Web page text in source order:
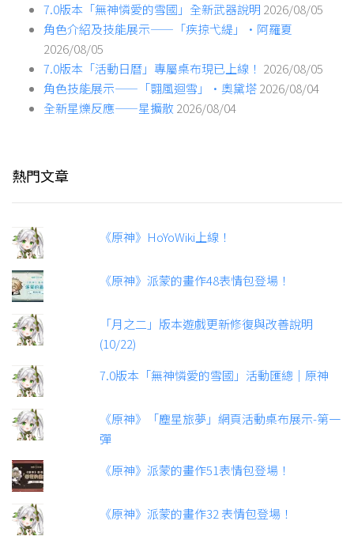
7.0版本「無神憐愛的雪國」全新武器說明 2026/08/05
角色介紹及技能展示——「疾掠弋緹」·阿羅夏
2026/08/05
7.0版本「活動日曆」專屬桌布現已上線！ 2026/08/05
角色技能展示——「翾風迴雪」·奧黛塔2026/08/04
全新星爍反應——星擴散2026/08/04
熱門文章
《原神》HoYoWiki上線！
《原神》派蒙的畫作48表情包登場！
「月之二」版本遊戲更新修復與改善說明
(10/22)
7.0版本「無神憐愛的雪國」活動匯總｜原神
《原神》「塵星旅夢」網頁活動桌布展示-第一
彈
《原神》派蒙的畫作51表情包登場！
《原神》派蒙的畫作32 表情包登場！